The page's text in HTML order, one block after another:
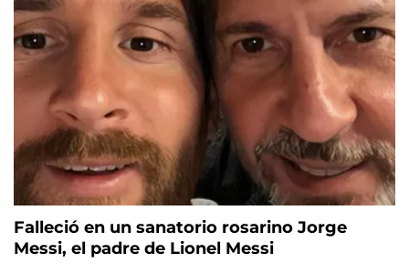
Falleció en un sanatorio rosarino Jorge
Messi, el padre de Lionel Messi